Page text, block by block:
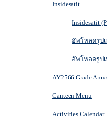
Insidesatit
Insidesatit
อัพโหลดรูป
อัพโหลดรูป
AY2566 Grade
Canteen Menu
Activities Calendar